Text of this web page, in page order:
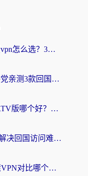
海外党必看：加速器免费vpn怎么选？3步教你无缝访问国内资源
穿梭和巨鲸哪个好？海外党亲测3款回国加速器，教你避开90%的坑
海外党必看：斧牛和快帆TV版哪个好？3分钟选对回国加速器，无缝刷B站、追热剧
海外党必看：yy vpn真能解决回国访问难题？附云极initap测评+免费方案对比
穿梭VPN好用吗？和快滚VPN对比哪个回国效果更好？海外党选回国加速器必看指南